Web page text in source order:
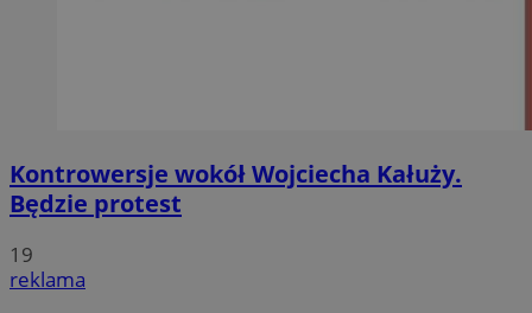
Kontrowersje wokół Wojciecha Kałuży.
Będzie protest
19
reklama